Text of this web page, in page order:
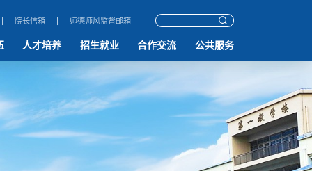
院长信箱 师德师风监督邮箱
人才培养 招生就业 合作交流 公共服务